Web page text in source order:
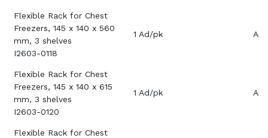
Flexible Rack for Chest
Freezers, 145 x 140 x 560
mm, 3 shelves
I2603-0118
1 Ad/pk
Flexible Rack for Chest
Freezers, 145 x 140 x 615
mm, 3 shelves
I2603-0120
1 Ad/pk
Flexible Rack for Chest